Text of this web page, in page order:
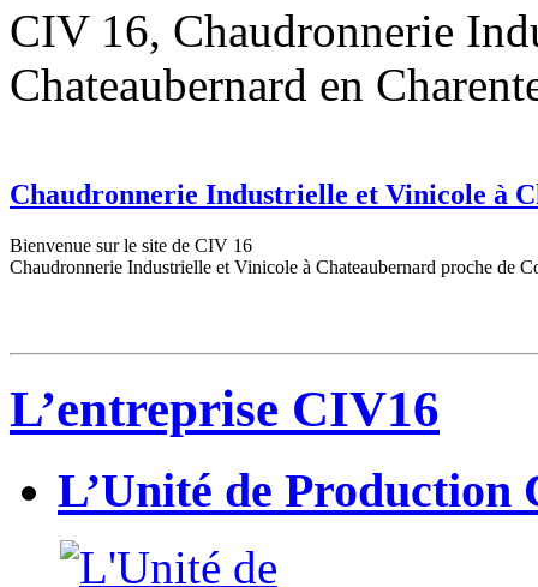
CIV 16, Chaudronnerie
Chateaubernard en
Chaudronnerie Industrielle et Vinicole à
Bienvenue sur le site de CIV 16
Chaudronnerie Industrielle et Vinicole à Chateaubernard proche de
L’entreprise CIV16
L’Unité de Production